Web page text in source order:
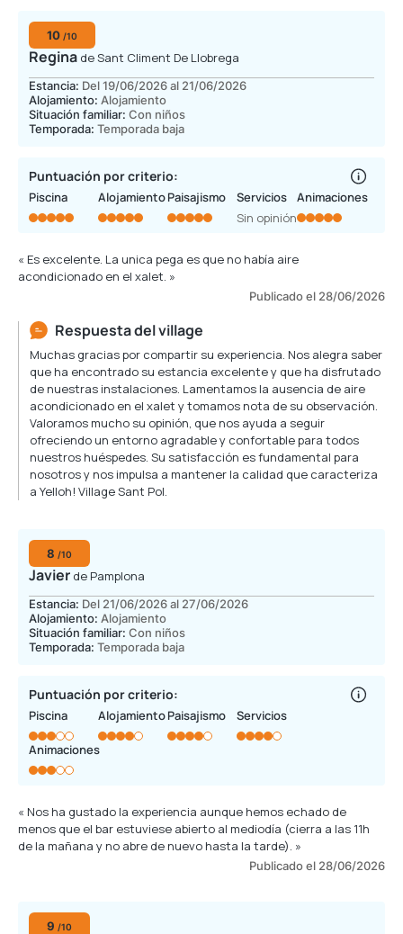
10 /10
Regina de Sant Climent De Llobrega
Estancia: Del 19/06/2026 al 21/06/2026
Alojamiento: Alojamiento
Situación familiar: Con niños
Temporada: Temporada baja
Puntuación por criterio:
Piscina Alojamiento Paisajismo
Servicios
Sin opinión
Animaciones
« Es excelente. La unica pega es que no había aire
acondicionado en el xalet. »
Publicado el 28/06/2026
Respuesta del village
Muchas gracias por compartir su experiencia. Nos alegra saber
que ha encontrado su estancia excelente y que ha disfrutado
de nuestras instalaciones. Lamentamos la ausencia de aire
acondicionado en el xalet y tomamos nota de su observación.
Valoramos mucho su opinión, que nos ayuda a seguir
ofreciendo un entorno agradable y confortable para todos
nuestros huéspedes. Su satisfacción es fundamental para
nosotros y nos impulsa a mantener la calidad que caracteriza
a Yelloh! Village Sant Pol.
8 /10
Javier de Pamplona
Estancia: Del 21/06/2026 al 27/06/2026
Alojamiento: Alojamiento
Situación familiar: Con niños
Temporada: Temporada baja
Puntuación por criterio:
Piscina Alojamiento Paisajismo Servicios
Animaciones
« Nos ha gustado la experiencia aunque hemos echado de
menos que el bar estuviese abierto al mediodía (cierra a las 11h
de la mañana y no abre de nuevo hasta la tarde). »
Publicado el 28/06/2026
9 /10